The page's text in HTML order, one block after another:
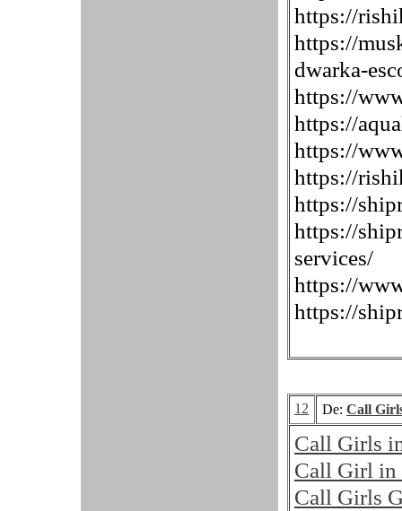
https://
https://
dwarka-
https://
https://
https://
https://
https://
https://
services/
https://
https://
12 De: Call
Call Girls
Call Girl in
Call Girls